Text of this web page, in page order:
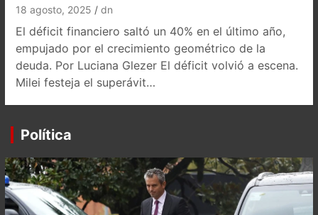
18 agosto, 2025 dn
El déficit financiero saltó un 40% en el último año,
empujado por el crecimiento geométrico de la
deuda. Por Luciana Glezer El déficit volvió a escena.
Milei festeja el superávit…
Política